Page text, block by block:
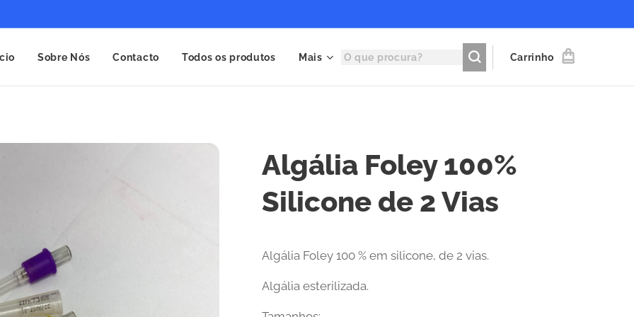
Sobre Nós Contacto Todos os produtos Mais Carrinho
Algália Foley 100%
Silicone de 2 Vias
Algália Foley 100 % em silicone, de 2 vias.
Algália esterilizada.